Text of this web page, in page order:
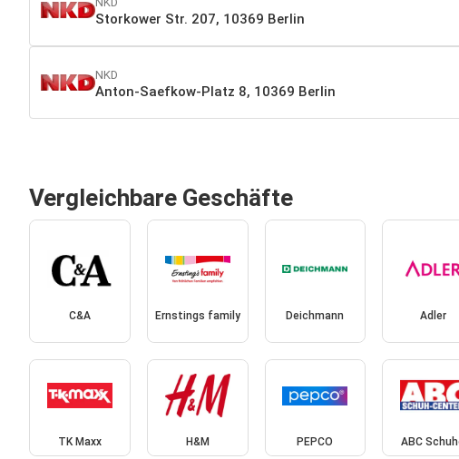
Storkower Str. 207, 10369 Berlin
NKD
Anton-Saefkow-Platz 8, 10369 Berlin
Vergleichbare Geschäfte
C&A Ernstings family Deichmann Adler
TK Maxx H&M PEPCO ABC